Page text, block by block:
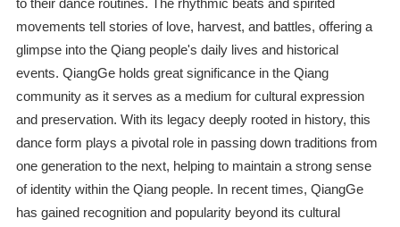
to their dance routines. The rhythmic beats and spirited
movements tell stories of love, harvest, and battles, offering a
glimpse into the Qiang people's daily lives and historical
events. QiangGe holds great significance in the Qiang
community as it serves as a medium for cultural expression
and preservation. With its legacy deeply rooted in history, this
dance form plays a pivotal role in passing down traditions from
one generation to the next, helping to maintain a strong sense
of identity within the Qiang people. In recent times, QiangGe
has gained recognition and popularity beyond its cultural